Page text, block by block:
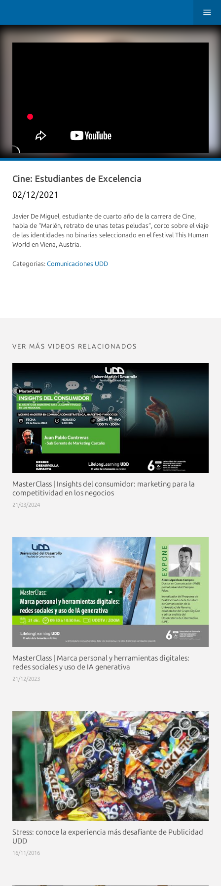
Cine: Estudiantes de Excelencia
02/12/2021
Javier De Miguel, estudiante de cuarto año de la carrera de Cine,
habla de “Marlén, retrato de unas tetas peludas”, corto sobre el viaje
de las identidades no binarias seleccionado en el festival This Human
World en Viena, Austria.
Categorias: Comunicaciones UDD
VER MÁS VIDEOS RELACIONADOS
MasterClass | Insights del consumidor: marketing para la
competitividad en los negocios
21/03/2024
MasterClass | Marca personal y herramientas digitales:
redes sociales y uso de IA generativa
21/12/2023
Stress: conoce la experiencia más desafiante de Publicidad
UDD
16/11/2016